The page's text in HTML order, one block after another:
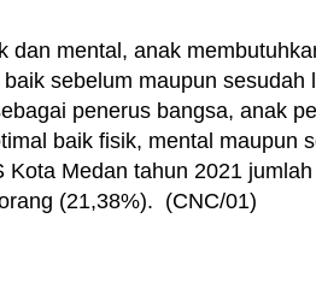
dan mental, anak
sebelum maupun sesudah
penerus bangsa, anak
baik fisik, mental maupun
Medan tahun 2021
(21,38%). (CNC/01)